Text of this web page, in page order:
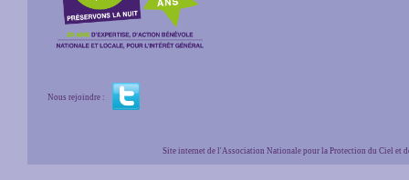
Nous rejoindre :
Site internet de l'Association Nationale pour la Protection du Ciel et de